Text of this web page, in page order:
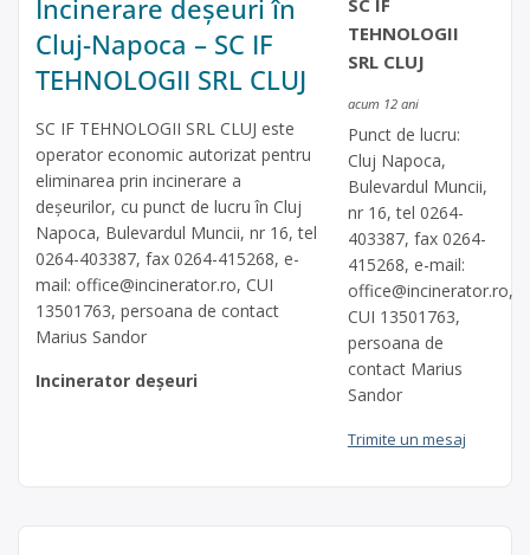
Incinerare deșeuri în
Cluj-Napoca – SC IF
TEHNOLOGII SRL CLUJ
SC IF TEHNOLOGII SRL CLUJ este
operator economic autorizat pentru
eliminarea prin incinerare a
deşeurilor, cu punct de lucru în Cluj
Napoca, Bulevardul Muncii, nr 16, tel
0264-403387, fax 0264-415268, e-
mail: office@incinerator.ro, CUI
13501763, persoana de contact
Marius Sandor
Incinerator deșeuri
TEHNOLOGII
SRL CLUJ
acum 12 ani
Punct de lucru:
Cluj Napoca,
Bulevardul Muncii,
nr 16, tel 0264-
403387, fax 0264-
415268, e-mail:
office@incinerator.ro,
CUI 13501763,
persoana de
contact Marius
Sandor
Trimite un mesaj